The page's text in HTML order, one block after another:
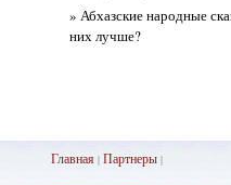
» Абхазские народные
них лучше?
Главная| Партнеры|